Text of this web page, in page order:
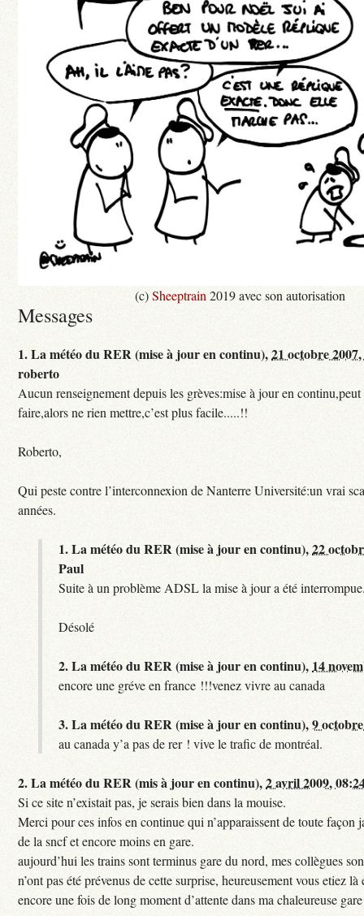
(c)Sheeptrain 2019 avec son autorisation
Messages
1.La météo du RER (mise à jour en continu),21 octobre
roberto
Aucun renseignement depuis les grèves:mise à jour en
faire,alors ne rien mettre,c’est plus facile.....!!
Roberto,
Qui peste contre l’interconnexion de Nanterre Université:un vrai
années.
1.La météo du RER (mise à jour en continu),22
Paul
Suite à un problème ADSL la mise à jour a été
Désolé
2.La météo du RER (mise à jour en continu), 14
encore une gréve en france !!!venez vivre au canada
3.La météo du RER (mise à jour en continu),9
au canada y’a pas de rer ! vive le trafic de montréal.
2.La météo du RER (mis à jour en continu),2 avril 2009,
Si ce site n’existait pas, je serais bien dans la mouise.
Merci pour ces infos en continue qui n’apparaissent de toute façon
de la sncf et encore moins en gare.
aujourd’hui les trains sont terminus gare du nord, mes collègues
n’ont pas été prévenus de cette surprise, heureusement vous etiez là
encore une fois de long moment d’attente dans ma chaleureuse